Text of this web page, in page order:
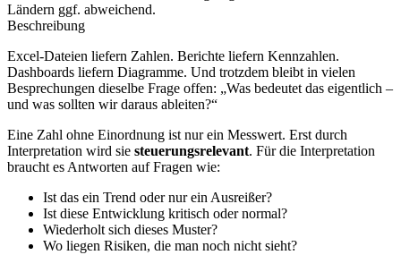
Ländern ggf. abweichend.
Beschreibung
Excel-Dateien liefern Zahlen. Berichte liefern Kennzahlen.
Dashboards liefern Diagramme. Und trotzdem bleibt in vielen
Besprechungen dieselbe Frage offen: „Was bedeutet das eigentlich –
und was sollten wir daraus ableiten?“
Eine Zahl ohne Einordnung ist nur ein Messwert. Erst durch
Interpretation wird sie steuerungsrelevant. Für die Interpretation
braucht es Antworten auf Fragen wie:
Ist das ein Trend oder nur ein Ausreißer?
Ist diese Entwicklung kritisch oder normal?
Wiederholt sich dieses Muster?
Wo liegen Risiken, die man noch nicht sieht?